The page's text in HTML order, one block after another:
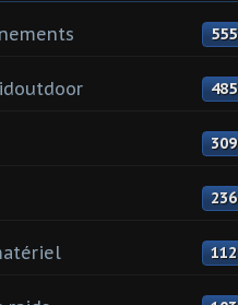
555
485
309
236
112